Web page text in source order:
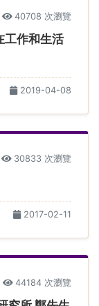
40708 次瀏覽
工作和生活
2019-04-08
30833 次瀏覽
2017-02-11
44184 次瀏覽